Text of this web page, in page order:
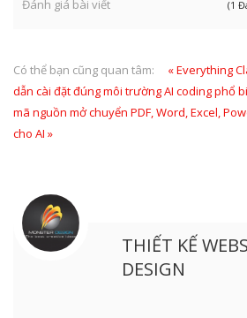
Đánh giá bài viết (1
Có thể bạn cũng quan tâm:
« Everything
dẫn cài đặt đúng môi trường AI coding phổ
mã nguồn mở chuyển PDF, Word, Excel,
cho AI »
THIẾT KẾ
DESIGN